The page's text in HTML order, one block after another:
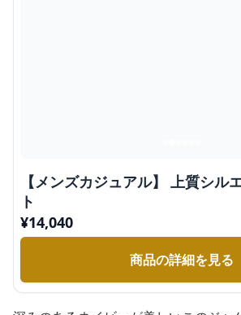
【メンズカジュアル】 上質シル
ト
¥14,040
商品の詳細を見る